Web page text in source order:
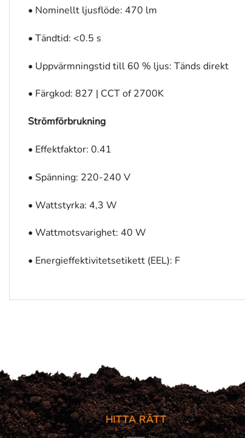
• Nominellt ljusflöde: 470 lm
• Tändtid: <0.5 s
• Uppvärmningstid till 60 % ljus: Tänds direkt
• Färgkod: 827 | CCT of 2700K
Strömförbrukning
• Effektfaktor: 0.41
• Spänning: 220-240 V
• Wattstyrka: 4,3 W
• Wattmotsvarighet: 40 W
• Energieffektivitetsetikett (EEL): F
HITTA RÄTT